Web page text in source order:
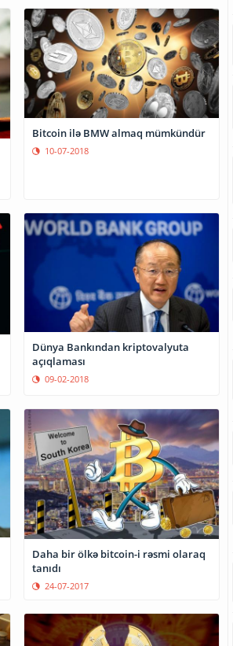
Bitcoin ilə BMW almaq mümkündür
10-07-2018
Dünya Bankından kriptovalyuta
açıqlaması
09-02-2018
Daha bir ölkə bitcoin-i rəsmi olaraq
tanıdı
24-07-2017